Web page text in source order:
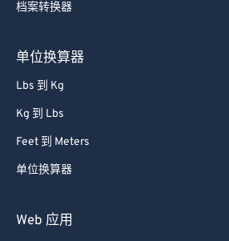
档案转换器
单位换算器
Lbs 到 Kg
Kg 到 Lbs
Feet 到 Meters
单位换算器
Web 应用